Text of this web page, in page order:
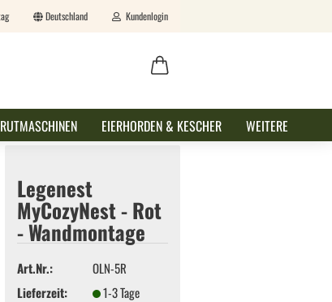
Deutschland Kundenlogin
EIERHORDEN & KESCHER WEITERE
Legenest
MyCozyNest - Rot
- Wandmontage
Art.Nr.:
OLN-5R
Lieferzeit:
1-3 Tage